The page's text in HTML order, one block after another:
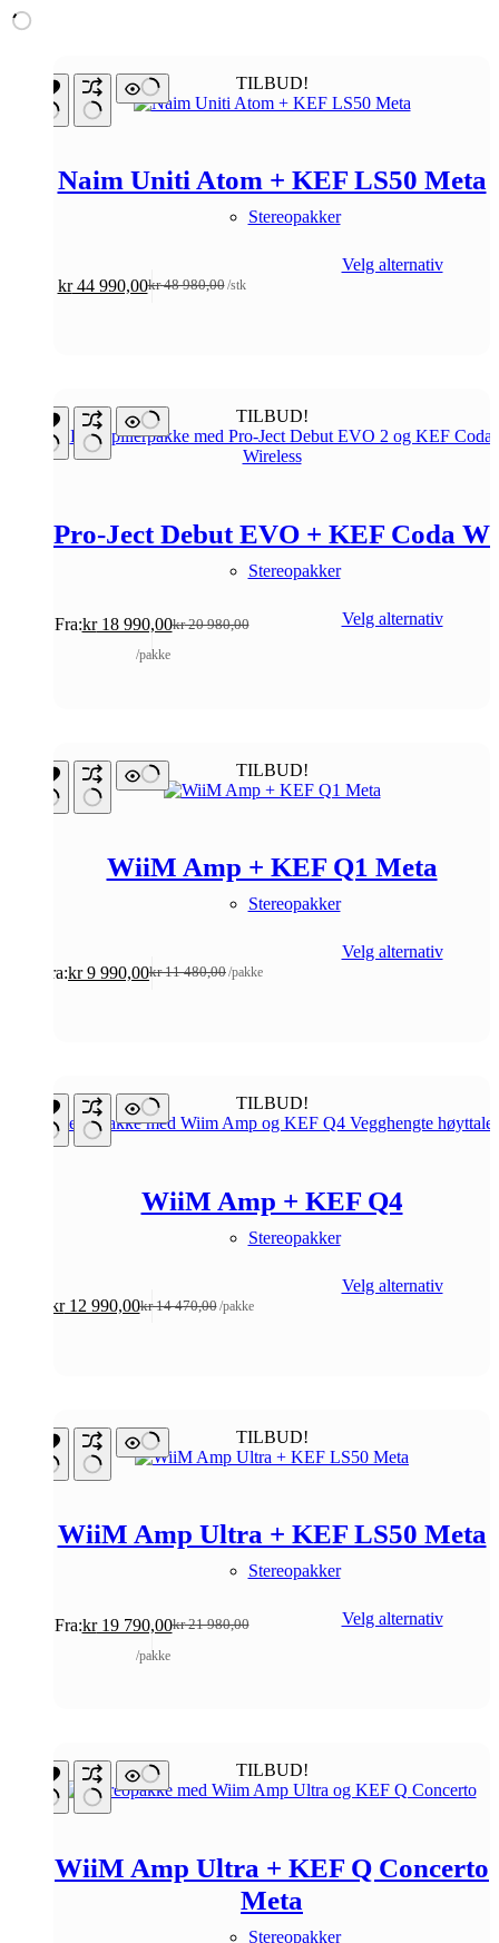
TILBUD!
Naim Uniti Atom + KEF LS50 Meta
Stereopakker
kr48 980,00
Opprinnelig
kr44 990,00Nåværende /stk
Velg alternativ
TILBUD!
Pro-Ject Debut EVO + KEF Coda W
Stereopakker
Fra: kr20 980,00
Opprinnelig
pris
kr18 990,00Nåværende
pris
/pakke
Velg alternativ
TILBUD!
WiiM Amp + KEF Q1 Meta
Stereopakker
Fra: kr11 480,00
Opprinnelig
kr9 990,00Nåværende /pakke
Velg alternativ
TILBUD!
WiiM Amp + KEF Q4
Stereopakker
kr14 470,00
Opprinnelig
kr12 990,00Nåværende /pakke
Velg alternativ
TILBUD!
WiiM Amp Ultra + KEF LS50 Meta
Stereopakker
Fra: kr21 980,00
Opprinnelig
pris
kr19 790,00Nåværende
pris
/pakke
Velg alternativ
TILBUD!
WiiM Amp Ultra + KEF Q Concerto
Meta
Stereopakker